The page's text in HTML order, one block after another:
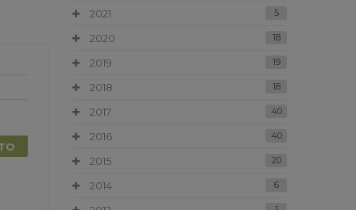
2021 5
2020 18
2019 19
2018 18
2017 40
2016 40
2015 20
2014 6